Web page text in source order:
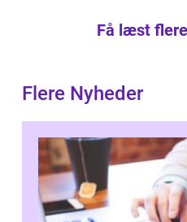
Få læst
Flere Nyheder